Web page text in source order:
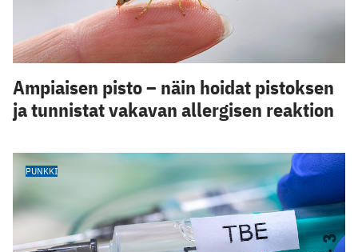
Ampiaisen pisto – näin hoidat pistoksen
ja tunnistat vakavan allergisen reaktion
PUNKKI